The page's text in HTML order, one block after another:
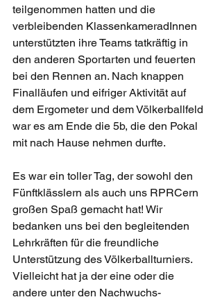
teilgenommen hatten und die
verbleibenden KlassenkameradInnen
unterstützten ihre Teams tatkräftig in
den anderen Sportarten und feuerten
bei den Rennen an. Nach knappen
Finalläufen und eifriger Aktivität auf
dem Ergometer und dem Völkerballfeld
war es am Ende die 5b, die den Pokal
mit nach Hause nehmen durfte.
Es war ein toller Tag, der sowohl den
Fünftklässlern als auch uns RPRCern
großen Spaß gemacht hat! Wir
bedanken uns bei den begleitenden
Lehrkräften für die freundliche
Unterstützung des Völkerballturniers.
Vielleicht hat ja der eine oder die
andere unter den Nachwuchs-